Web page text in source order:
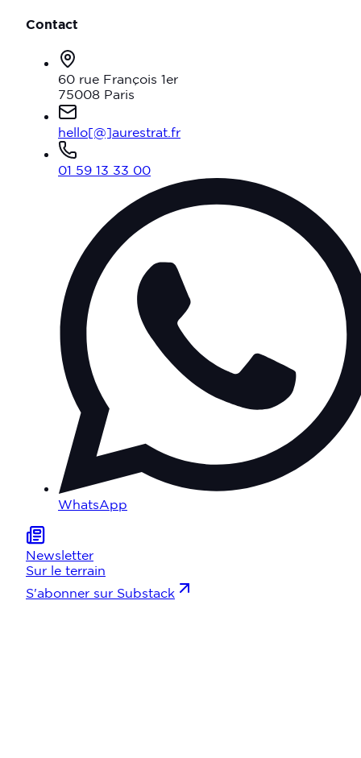
Contact
60 rue François 1er
75008 Paris
hello[@]aurestrat.fr
01 59 13 33 00
WhatsApp
Newsletter
Sur le terrain
S'abonner sur Substack